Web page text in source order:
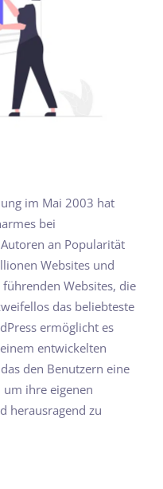
im Mai 2003 hat
bei
an Popularität
Websites und
Websites, die
das beliebteste
ermöglicht es
entwickelten
den Benutzern eine
ihre eigenen
herausragend zu